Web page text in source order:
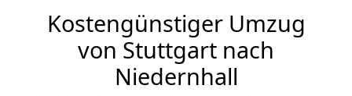
Kostengünstiger Umzug
von Stuttgart nach
Niedernhall